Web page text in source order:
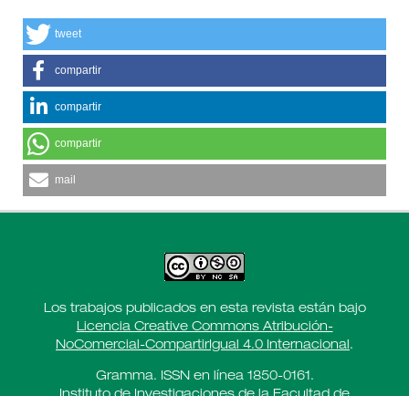
tweet
compartir
compartir
compartir
mail
Los trabajos publicados en esta revista están bajo
Licencia Creative Commons Atribución-
NoComercial-CompartirIgual 4.0 Internacional .
Gramma. ISSN en línea 1850-0161.